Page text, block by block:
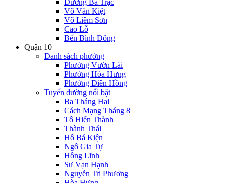
Dương Bá Trạc
Võ Văn Kiệt
Võ Liêm Sơn
Cao Lỗ
Bến Bình Đông
Quận 10
Danh sách phường
Phường Vườn Lài
Phường Hòa Hưng
Phường Diên Hồng
Tuyến đường nổi bật
Ba Tháng Hai
Cách Mạng Tháng 8
Tô Hiến Thành
Thành Thái
Hồ Bá Kiện
Ngô Gia Tự
Hồng Lĩnh
Sư Vạn Hạnh
Nguyễn Tri Phương